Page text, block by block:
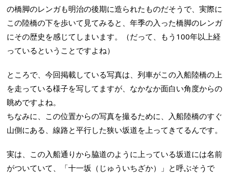
の橋脚のレンガも明治の後期に造られたものだそうで、実際に
この陸橋の下を歩いて見てみると、年季の入った橋脚のレンガ
にその歴史を感じてしまいます。（だって、もう100年以上経
っているということですよね）
ところで、今回掲載している写真は、列車がこの入船陸橋の上
を走っている様子を写してますが、なかなか面白い角度からの
眺めですよね。
ちなみに、この位置からの写真を撮るために、入船陸橋のすぐ
山側にある、線路と平行した狭い坂道を上ってきてるんです。
実は、この入船通りから脇道のように上っている坂道には名前
がついていて、「十一坂（じゅういちざか）」と呼ぶそうで